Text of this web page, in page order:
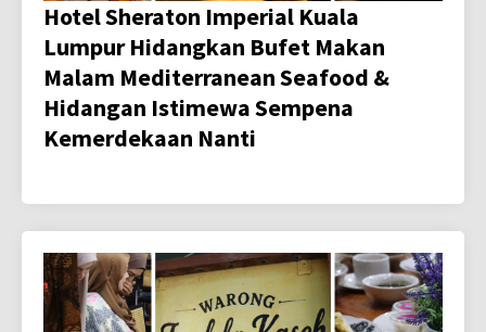
Hotel Sheraton Imperial Kuala
Lumpur Hidangkan Bufet Makan
Malam Mediterranean Seafood &
Hidangan Istimewa Sempena
Kemerdekaan Nanti